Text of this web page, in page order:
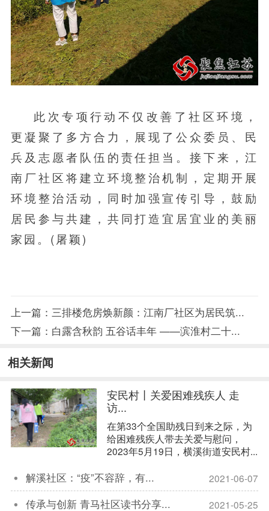
此次专项行动不仅改善了社区环境，
更凝聚了多方合力，展现了公众委员、民
兵及志愿者队伍的责任担当。接下来，江
南厂社区将建立环境整治机制，定期开展
环境整治活动，同时加强宣传引导，鼓励
居民参与共建，共同打造宜居宜业的美丽
家园。(屠颖)
上一篇： 三排楼危房焕新颜：江南厂社区为居民筑...
下一篇： 白露含秋韵 五谷话丰年 ——滨淮村二十...
相关新闻
安民村丨关爱困难残疾人 走
访...
在第33个全国助残日到来之际，为
给困难残疾人带去关爱与慰问，
2023年5月19日，横溪街道安民村...
 解溪社区：“疫”不容辞，有... 2021-06-07
 传承与创新 青马社区读书分享... 2021-05-25